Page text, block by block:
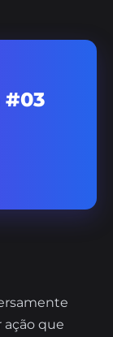
#03
ação que